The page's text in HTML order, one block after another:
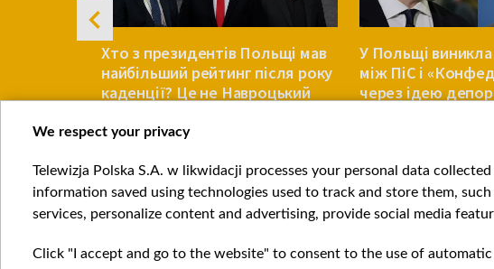
Хто з президентів Польщі мав
найбільший рейтинг після року
каденції? Це не Навроцький
ПОЛЬЩА
У Польщі
між ПіС і
через ідею
Item
1
of
We respect your privacy
Telewizja Polska S.A. w likwidacji processes your personal data
information saved using technologies used to track and store them,
services, personalize content and advertising, provide social media
Click "I accept and go to the website" to consent to the use of